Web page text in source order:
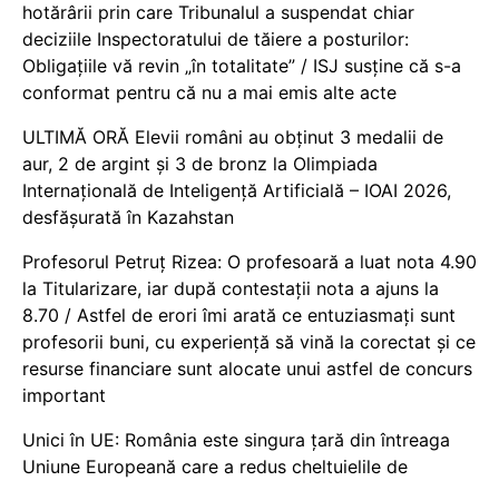
hotărârii prin care Tribunalul a suspendat chiar
deciziile Inspectoratului de tăiere a posturilor:
Obligațiile vă revin „în totalitate” / ISJ susține că s-a
conformat pentru că nu a mai emis alte acte
ULTIMĂ ORĂ Elevii români au obținut 3 medalii de
aur, 2 de argint și 3 de bronz la Olimpiada
Internațională de Inteligență Artificială – IOAI 2026,
desfășurată în Kazahstan
Profesorul Petruț Rizea: O profesoară a luat nota 4.90
la Titularizare, iar după contestații nota a ajuns la
8.70 / Astfel de erori îmi arată ce entuziasmați sunt
profesorii buni, cu experiență să vină la corectat și ce
resurse financiare sunt alocate unui astfel de concurs
important
Unici în UE: România este singura țară din întreaga
Uniune Europeană care a redus cheltuielile de